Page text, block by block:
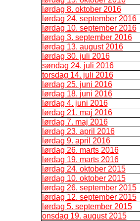
lørdag 8. oktober 2016
lørdag 24. september 2016
lørdag 10. september 2016
lørdag 3. september 2016
lørdag 13. august 2016
lørdag 30. juli 2016
søndag 24. juli 2016
torsdag 14. juli 2016
lørdag 25. juni 2016
lørdag 18. juni 2016
lørdag 4. juni 2016
lørdag 21. maj 2016
lørdag 7. maj 2016
lørdag 23. april 2016
lørdag 9. april 2016
lørdag 26. marts 2016
lørdag 19. marts 2016
lørdag 24. oktober 2015
lørdag 10. oktober 2015
lørdag 26. september 2015
lørdag 12. september 2015
lørdag 5. september 2015
onsdag 19. august 2015